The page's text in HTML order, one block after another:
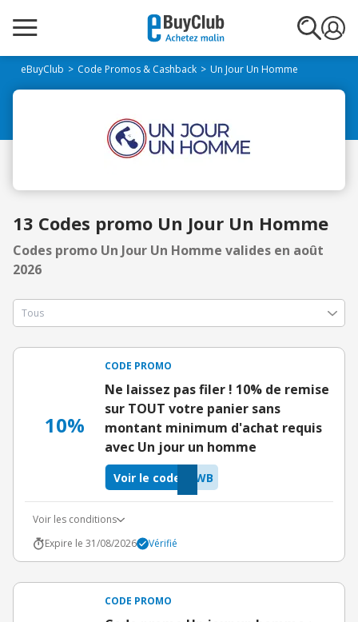
eBuyClub Code Promos & Cashback Un Jour Un Homme
13 Codes promo Un Jour Un Homme
Codes promo Un Jour Un Homme valides en août
2026
10%
CODE PROMO
Ne laissez pas filer ! 10% de remise
sur TOUT votre panier sans
montant minimum d'achat requis
avec Un jour un homme
TWB
Voir le code
Voir les conditions
Expire le 31/08/2026
Vérifié
CODE PROMO